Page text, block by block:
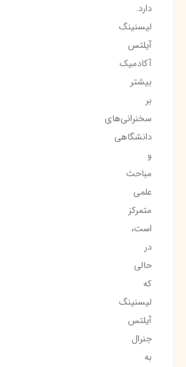
دارد.
لیسنینگ
آیلتس
آکادمیک
بیشتر
بر
سخنرانی‌های
دانشگاهی
و
مباحث
علمی
متمرکز
است،
در
حالی
که
لیسنینگ
آیلتس
جنرال
به